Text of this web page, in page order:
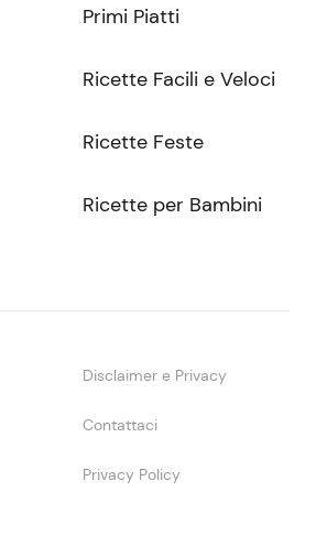
Primi Piatti
Ricette Facili e Veloci
Ricette Feste
Ricette per Bambini
Disclaimer e Privacy
Contattaci
Privacy Policy